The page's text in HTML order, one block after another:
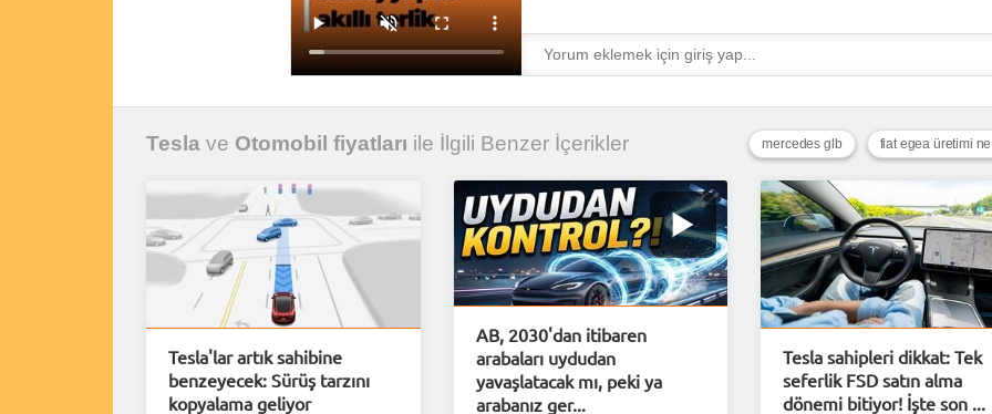
Tesla ve Otomobil fiyatları ile İlgili Benzer İçerikler fiat egea üretimi
mercedes glb
Tesla'lar artık sahibine
benzeyecek: Sürüş tarzını
kopyalama geliyor
AB, 2030'dan itibaren
arabaları uydudan
yavaşlatacak mı, peki ya
arabanız ger...
Tesla sahipleri dikkat: Tek
seferlik FSD satın alma
dönemi bitiyor! İşte son ...